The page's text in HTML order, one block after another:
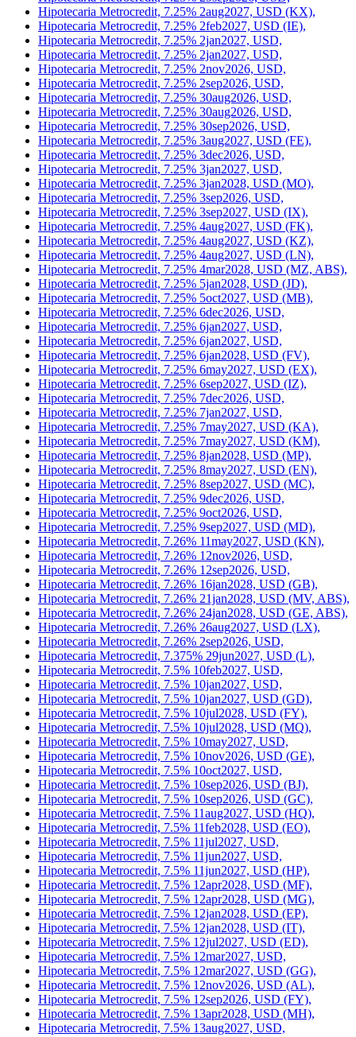
Hipotecaria Metrocredit, 7.25% 2aug2027, USD (KX),
Hipotecaria Metrocredit, 7.25% 2feb2027, USD (IE),
Hipotecaria Metrocredit, 7.25% 2jan2027, USD,
Hipotecaria Metrocredit, 7.25% 2jan2027, USD,
Hipotecaria Metrocredit, 7.25% 2nov2026, USD,
Hipotecaria Metrocredit, 7.25% 2sep2026, USD,
Hipotecaria Metrocredit, 7.25% 30aug2026, USD,
Hipotecaria Metrocredit, 7.25% 30aug2026, USD,
Hipotecaria Metrocredit, 7.25% 30sep2026, USD,
Hipotecaria Metrocredit, 7.25% 3aug2027, USD (FE),
Hipotecaria Metrocredit, 7.25% 3dec2026, USD,
Hipotecaria Metrocredit, 7.25% 3jan2027, USD,
Hipotecaria Metrocredit, 7.25% 3jan2028, USD (MO),
Hipotecaria Metrocredit, 7.25% 3sep2026, USD,
Hipotecaria Metrocredit, 7.25% 3sep2027, USD (IX),
Hipotecaria Metrocredit, 7.25% 4aug2027, USD (FK),
Hipotecaria Metrocredit, 7.25% 4aug2027, USD (KZ),
Hipotecaria Metrocredit, 7.25% 4aug2027, USD (LN),
Hipotecaria Metrocredit, 7.25% 4mar2028, USD (MZ, ABS),
Hipotecaria Metrocredit, 7.25% 5jan2028, USD (JD),
Hipotecaria Metrocredit, 7.25% 5oct2027, USD (MB),
Hipotecaria Metrocredit, 7.25% 6dec2026, USD,
Hipotecaria Metrocredit, 7.25% 6jan2027, USD,
Hipotecaria Metrocredit, 7.25% 6jan2027, USD,
Hipotecaria Metrocredit, 7.25% 6jan2028, USD (FV),
Hipotecaria Metrocredit, 7.25% 6may2027, USD (EX),
Hipotecaria Metrocredit, 7.25% 6sep2027, USD (IZ),
Hipotecaria Metrocredit, 7.25% 7dec2026, USD,
Hipotecaria Metrocredit, 7.25% 7jan2027, USD,
Hipotecaria Metrocredit, 7.25% 7may2027, USD (KA),
Hipotecaria Metrocredit, 7.25% 7may2027, USD (KM),
Hipotecaria Metrocredit, 7.25% 8jan2028, USD (MP),
Hipotecaria Metrocredit, 7.25% 8may2027, USD (EN),
Hipotecaria Metrocredit, 7.25% 8sep2027, USD (MC),
Hipotecaria Metrocredit, 7.25% 9dec2026, USD,
Hipotecaria Metrocredit, 7.25% 9oct2026, USD,
Hipotecaria Metrocredit, 7.25% 9sep2027, USD (MD),
Hipotecaria Metrocredit, 7.26% 11may2027, USD (KN),
Hipotecaria Metrocredit, 7.26% 12nov2026, USD,
Hipotecaria Metrocredit, 7.26% 12sep2026, USD,
Hipotecaria Metrocredit, 7.26% 16jan2028, USD (GB),
Hipotecaria Metrocredit, 7.26% 21jan2028, USD (MV, ABS),
Hipotecaria Metrocredit, 7.26% 24jan2028, USD (GE, ABS),
Hipotecaria Metrocredit, 7.26% 26aug2027, USD (LX),
Hipotecaria Metrocredit, 7.26% 2sep2026, USD,
Hipotecaria Metrocredit, 7.375% 29jun2027, USD (L),
Hipotecaria Metrocredit, 7.5% 10feb2027, USD,
Hipotecaria Metrocredit, 7.5% 10jan2027, USD,
Hipotecaria Metrocredit, 7.5% 10jan2027, USD (GD),
Hipotecaria Metrocredit, 7.5% 10jul2028, USD (FY),
Hipotecaria Metrocredit, 7.5% 10jul2028, USD (MQ),
Hipotecaria Metrocredit, 7.5% 10may2027, USD,
Hipotecaria Metrocredit, 7.5% 10nov2026, USD (GE),
Hipotecaria Metrocredit, 7.5% 10oct2027, USD,
Hipotecaria Metrocredit, 7.5% 10sep2026, USD (BJ),
Hipotecaria Metrocredit, 7.5% 10sep2026, USD (GC),
Hipotecaria Metrocredit, 7.5% 11aug2027, USD (HQ),
Hipotecaria Metrocredit, 7.5% 11feb2028, USD (EO),
Hipotecaria Metrocredit, 7.5% 11jul2027, USD,
Hipotecaria Metrocredit, 7.5% 11jun2027, USD,
Hipotecaria Metrocredit, 7.5% 11jun2027, USD (HP),
Hipotecaria Metrocredit, 7.5% 12apr2028, USD (MF),
Hipotecaria Metrocredit, 7.5% 12apr2028, USD (MG),
Hipotecaria Metrocredit, 7.5% 12jan2028, USD (EP),
Hipotecaria Metrocredit, 7.5% 12jan2028, USD (IT),
Hipotecaria Metrocredit, 7.5% 12jul2027, USD (ED),
Hipotecaria Metrocredit, 7.5% 12mar2027, USD,
Hipotecaria Metrocredit, 7.5% 12mar2027, USD (GG),
Hipotecaria Metrocredit, 7.5% 12nov2026, USD (AL),
Hipotecaria Metrocredit, 7.5% 12sep2026, USD (FY),
Hipotecaria Metrocredit, 7.5% 13apr2028, USD (MH),
Hipotecaria Metrocredit, 7.5% 13aug2027, USD,